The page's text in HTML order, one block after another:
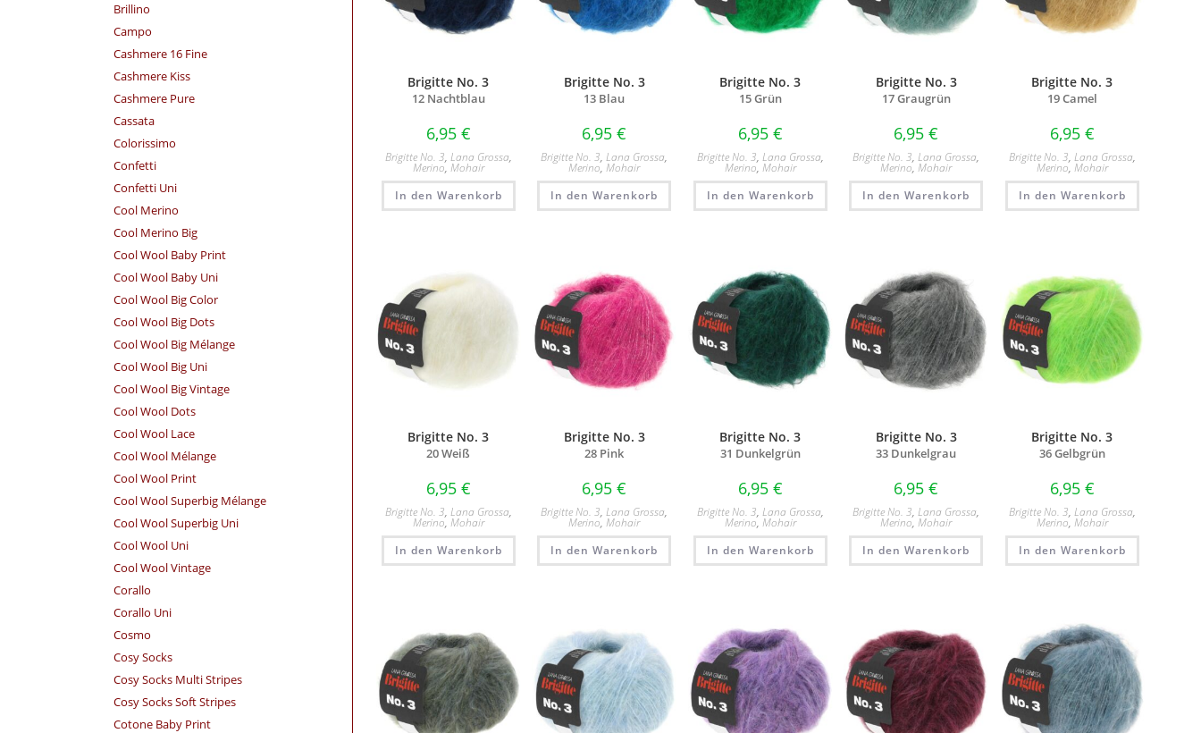
Brigitte No. 3
12 Nachtblau
6,95 €
Brigitte No. 3, Lana Grossa,
Merino, Mohair
In den Warenkorb
Brigitte No. 3
13 Blau
6,95€
Brigitte No. 3,Lana Grossa,
Merino,Mohair
In den Warenkorb
Brigitte No. 3
15 Grün
6,95 €
Brigitte No. 3, Lana Grossa,
Merino, Mohair
In den Warenkorb
Brigitte No. 3
17 Graugrün
6,95€
Brigitte No. 3,Lana Grossa,
Merino,Mohair
In den Warenkorb
Brigitte No. 3
19 Camel
6,95 €
Brigitte No. 3, Lana Grossa,
Merino, Mohair
In den Warenkorb
Brigitte No. 3
20 Weiß
6,95 €
Brigitte No. 3, Lana Grossa,
Merino, Mohair
In den Warenkorb
Brigitte No. 3
28 Pink
6,95€
Brigitte No. 3,Lana Grossa,
Merino,Mohair
In den Warenkorb
Brigitte No. 3
31 Dunkelgrün
6,95 €
Brigitte No. 3, Lana Grossa,
Merino, Mohair
In den Warenkorb
Brigitte No. 3
33 Dunkelgrau
6,95€
Brigitte No. 3,Lana Grossa,
Merino,Mohair
In den Warenkorb
Brigitte No. 3
36 Gelbgrün
6,95 €
Brigitte No. 3, Lana Grossa,
Merino, Mohair
In den Warenkorb
Brillino
Campo
Cashmere 16 Fine
Cashmere Kiss
Cashmere Pure
Cassata
Colorissimo
Confetti
Confetti Uni
Cool Merino
Cool Merino Big
Cool Wool Baby Print
Cool Wool Baby Uni
Cool Wool Big Color
Cool Wool Big Dots
Cool Wool Big Mélange
Cool Wool Big Uni
Cool Wool Big Vintage
Cool Wool Dots
Cool Wool Lace
Cool Wool Mélange
Cool Wool Print
Cool Wool Superbig Mélange
Cool Wool Superbig Uni
Cool Wool Uni
Cool Wool Vintage
Corallo
Corallo Uni
Cosmo
Cosy Socks
Cosy Socks Multi Stripes
Cosy Socks Soft Stripes
Cotone Baby Print